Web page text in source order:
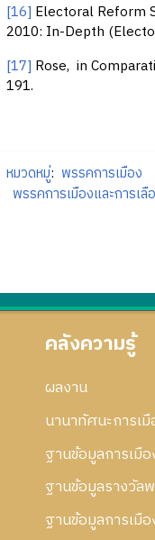
[16] Electoral Reform
2010: In-Depth
[17] Rose, in
191.
หมวดหมู่: พรรคการเมือง
พรรคการเมืองและการเลื
คลังความรู้
ผลงาน
นานาทัศนะการเมื
ฐานข้อมูลการเมื
ฐานข้อมูลรางวัล
ฐานข้อมูลการเมื